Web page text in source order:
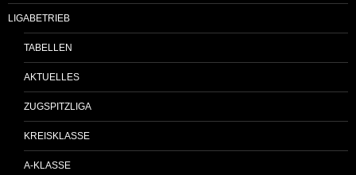
LIGABETRIEB
TABELLEN
AKTUELLES
ZUGSPITZLIGA
KREISKLASSE
A-KLASSE